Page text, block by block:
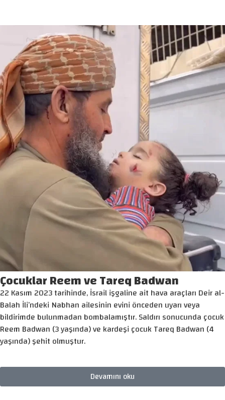
Çocuklar Reem ve Tareq Badwan
22 Kasım 2023 tarihinde, İsrail işgaline ait hava araçları Deir al-
Balah İli’ndeki Nabhan ailesinin evini önceden uyarı veya
bildirimde bulunmadan bombalamıştır. Saldırı sonucunda çocuk
Reem Badwan (3 yaşında) ve kardeşi çocuk Tareq Badwan (4
yaşında) şehit olmuştur.
Devamını oku